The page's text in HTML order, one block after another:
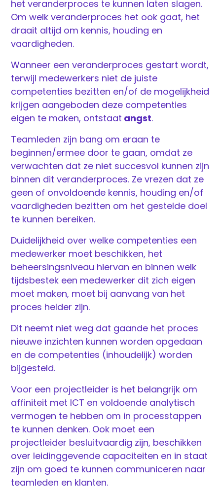
het veranderproces te kunnen laten slagen.
Om welk veranderproces het ook gaat, het
draait altijd om kennis, houding en
vaardigheden.
Wanneer een veranderproces gestart wordt,
terwijl medewerkers niet de juiste
competenties bezitten en/of de mogelijkheid
krijgen aangeboden deze competenties
eigen te maken, ontstaat angst.
Teamleden zijn bang om eraan te
beginnen/ermee door te gaan, omdat ze
verwachten dat ze niet succesvol kunnen zijn
binnen dit veranderproces. Ze vrezen dat ze
geen of onvoldoende kennis, houding en/of
vaardigheden bezitten om het gestelde doel
te kunnen bereiken.
Duidelijkheid over welke competenties een
medewerker moet beschikken, het
beheersingsniveau hiervan en binnen welk
tijdsbestek een medewerker dit zich eigen
moet maken, moet bij aanvang van het
proces helder zijn.
Dit neemt niet weg dat gaande het proces
nieuwe inzichten kunnen worden opgedaan
en de competenties (inhoudelijk) worden
bijgesteld.
Voor een projectleider is het belangrijk om
affiniteit met ICT en voldoende analytisch
vermogen te hebben om in processtappen
te kunnen denken. Ook moet een
projectleider besluitvaardig zijn, beschikken
over leidinggevende capaciteiten en in staat
zijn om goed te kunnen communiceren naar
teamleden en klanten.